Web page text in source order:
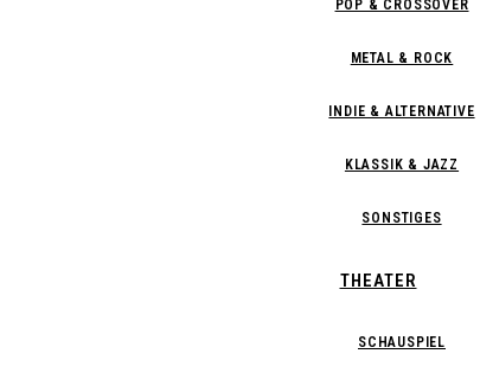
POP & CROSSOVER
METAL & ROCK
INDIE & ALTERNATIVE
KLASSIK & JAZZ
SONSTIGES
THEATER
SCHAUSPIEL